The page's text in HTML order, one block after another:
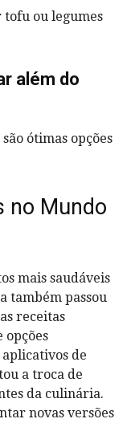
tofu ou legumes
além do
ótimas opções
no Mundo
mais saudáveis
também passou
receitas
opções
aplicativos de
a troca de
da culinária.
novas versões